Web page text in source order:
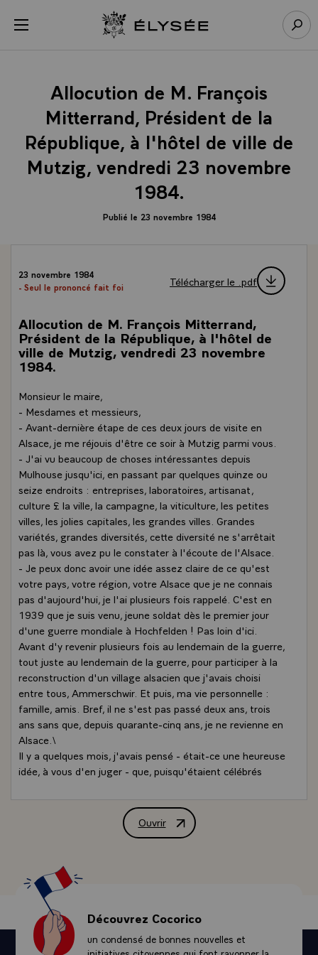
menu Retour à l’accueil Élysée
Allocution de M. François
Mitterrand, Président de la
République, à l'hôtel de ville de
Mutzig, vendredi 23 novembre
1984.
Publié le 23 novembre 1984
23 novembre 1984
- Seul le prononcé fait foi
Télécharger le .pdf
Allocution de M. François Mitterrand,
Président de la République, à l'hôtel de
ville de Mutzig, vendredi 23 novembre
1984.
Monsieur le maire,
- Mesdames et messieurs,
- Avant-dernière étape de ces deux jours de visite en
Alsace, je me réjouis d'être ce soir à Mutzig parmi vous.
- J'ai vu beaucoup de choses intéressantes depuis
Mulhouse jusqu'ici, en passant par quelques quinze ou
seize endroits : entreprises, laboratoires, artisanat,
culture £ la ville, la campagne, la viticulture, les petites
villes, les jolies capitales, les grandes villes. Grandes
variétés, grandes diversités, cette diversité ne s'arrêtait
pas là, vous avez pu le constater à l'écoute de l'Alsace.
- Je peux donc avoir une idée assez claire de ce qu'est
votre pays, votre région, votre Alsace que je ne connais
pas d'aujourd'hui, je l'ai plusieurs fois rappelé. C'est en
1939 que je suis venu, jeune soldat dès le premier jour
d'une guerre mondiale à Hochfelden ! Pas loin d'ici.
Avant d'y revenir plusieurs fois au lendemain de la guerre,
tout juste au lendemain de la guerre, pour participer à la
reconstruction d'un village alsacien que j'avais choisi
entre tous, Ammerschwir. Et puis, ma vie personnelle :
famille, amis. Bref, il ne s'est pas passé deux ans, trois
ans sans que, depuis quarante-cinq ans, je ne revienne en
Alsace.\
Il y a quelques mois, j'avais pensé - était-ce une heureuse
idée, à vous d'en juger - que, puisqu'étaient célébrés
invitations qui me parvenaient par dizaines de communes
de France où s'étaient déroulés des combats. J'en ai
célébrer le débarquement en compagnie de nos alliés et
l'autre de l'Alsace pour qu'à Mulhouse, à Colmar, à
Strasbourg, je puisse célébrer ces grandes heures. J'y
voyais un symbole de l'Ouest à l'Est. Un symbole de
l'alliance victorieuse, mais aussi un symbole du courage
français. Et j'en avais trouvé le symbole le plus juste en
Ouvrir
Allocution de M. François Mitterrand,
Découvrez Cocorico
un condensé de bonnes nouvelles et
Panneau de gestion des cookies